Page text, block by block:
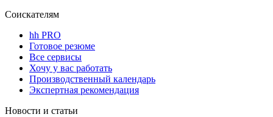
Соискателям
hh PRO
Готовое резюме
Все сервисы
Хочу у вас работать
Производственный календарь
Экспертная рекомендация
Новости и статьи